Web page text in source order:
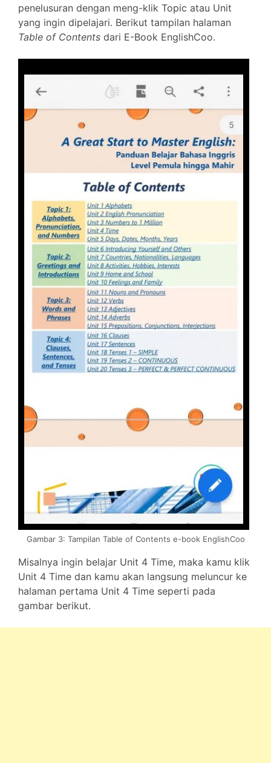
penelusuran dengan meng-klik Topic atau Unit
yang ingin dipelajari. Berikut tampilan halaman
Table of Contents dari E-Book EnglishCoo.
Gambar 3: Tampilan Table of Contents e-book EnglishCoo
Misalnya ingin belajar Unit 4 Time, maka kamu klik
Unit 4 Time dan kamu akan langsung meluncur ke
halaman pertama Unit 4 Time seperti pada
gambar berikut.